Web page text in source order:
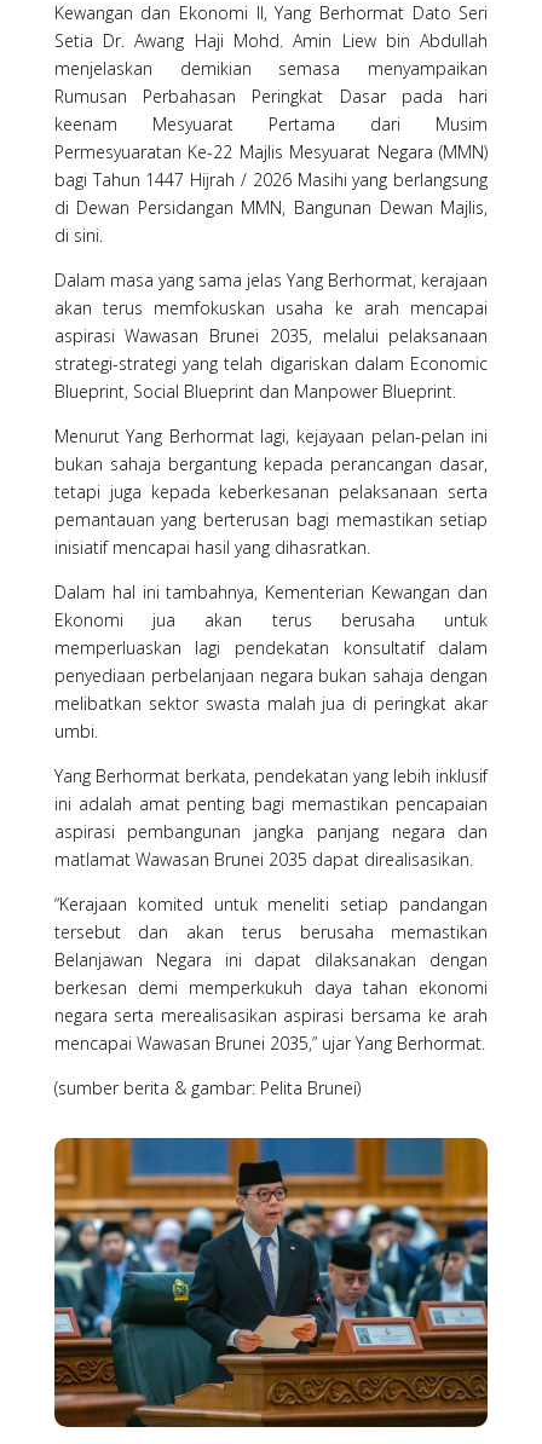
Kewangan dan Ekonomi II, Yang Berhormat Dato Seri
Setia Dr. Awang Haji Mohd. Amin Liew bin Abdullah
menjelaskan demikian semasa menyampaikan
Rumusan Perbahasan Peringkat Dasar pada hari
keenam Mesyuarat Pertama dari Musim
Permesyuaratan Ke-22 Majlis Mesyuarat Negara (MMN)
bagi Tahun 1447 Hijrah / 2026 Masihi yang berlangsung
di Dewan Persidangan MMN, Bangunan Dewan Majlis,
di sini.
Dalam masa yang sama jelas Yang Berhormat, kerajaan
akan terus memfokuskan usaha ke arah mencapai
aspirasi Wawasan Brunei 2035, melalui pelaksanaan
strategi-strategi yang telah digariskan dalam Economic
Blueprint, Social Blueprint dan Manpower Blueprint.
Menurut Yang Berhormat lagi, kejayaan pelan-pelan ini
bukan sahaja bergantung kepada perancangan dasar,
tetapi juga kepada keberkesanan pelaksanaan serta
pemantauan yang berterusan bagi memastikan setiap
inisiatif mencapai hasil yang dihasratkan.
Dalam hal ini tambahnya, Kementerian Kewangan dan
Ekonomi jua akan terus berusaha untuk
memperluaskan lagi pendekatan konsultatif dalam
penyediaan perbelanjaan negara bukan sahaja dengan
melibatkan sektor swasta malah jua di peringkat akar
umbi.
Yang Berhormat berkata, pendekatan yang lebih inklusif
ini adalah amat penting bagi memastikan pencapaian
aspirasi pembangunan jangka panjang negara dan
matlamat Wawasan Brunei 2035 dapat direalisasikan.
“Kerajaan komited untuk meneliti setiap pandangan
tersebut dan akan terus berusaha memastikan
Belanjawan Negara ini dapat dilaksanakan dengan
berkesan demi memperkukuh daya tahan ekonomi
negara serta merealisasikan aspirasi bersama ke arah
mencapai Wawasan Brunei 2035,” ujar Yang Berhormat.
(sumber berita & gambar: Pelita Brunei)